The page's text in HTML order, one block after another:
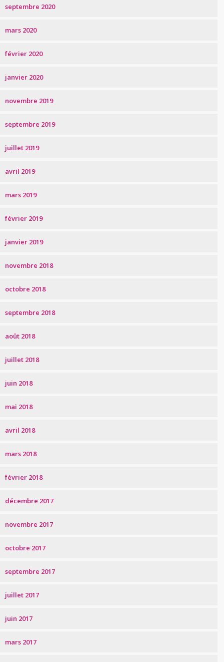
septembre 2020
mars 2020
février 2020
janvier 2020
novembre 2019
septembre 2019
juillet 2019
avril 2019
mars 2019
février 2019
janvier 2019
novembre 2018
octobre 2018
septembre 2018
août 2018
juillet 2018
juin 2018
mai 2018
avril 2018
mars 2018
février 2018
décembre 2017
novembre 2017
octobre 2017
septembre 2017
juillet 2017
juin 2017
mars 2017